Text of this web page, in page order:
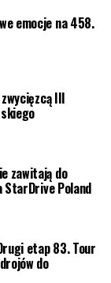
emocje na 458.
III
zawitają do
StarDrive Poland
etap 83. Tour
do